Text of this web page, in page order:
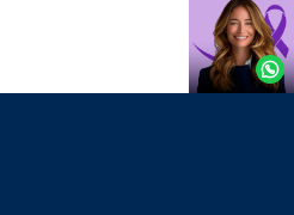
Agende
Whatsapp